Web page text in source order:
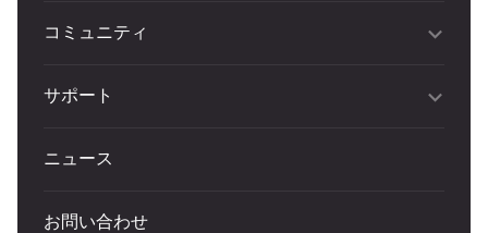
コミュニティ
サポート
ニュース
お問い合わせ